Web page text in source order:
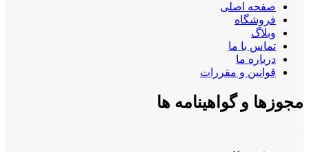
صفحه اصلی
فروشگاه
وبلاگ
تماس با ما
درباره ما
قوانین و مقررات
مجوزها و گواهینامه ها